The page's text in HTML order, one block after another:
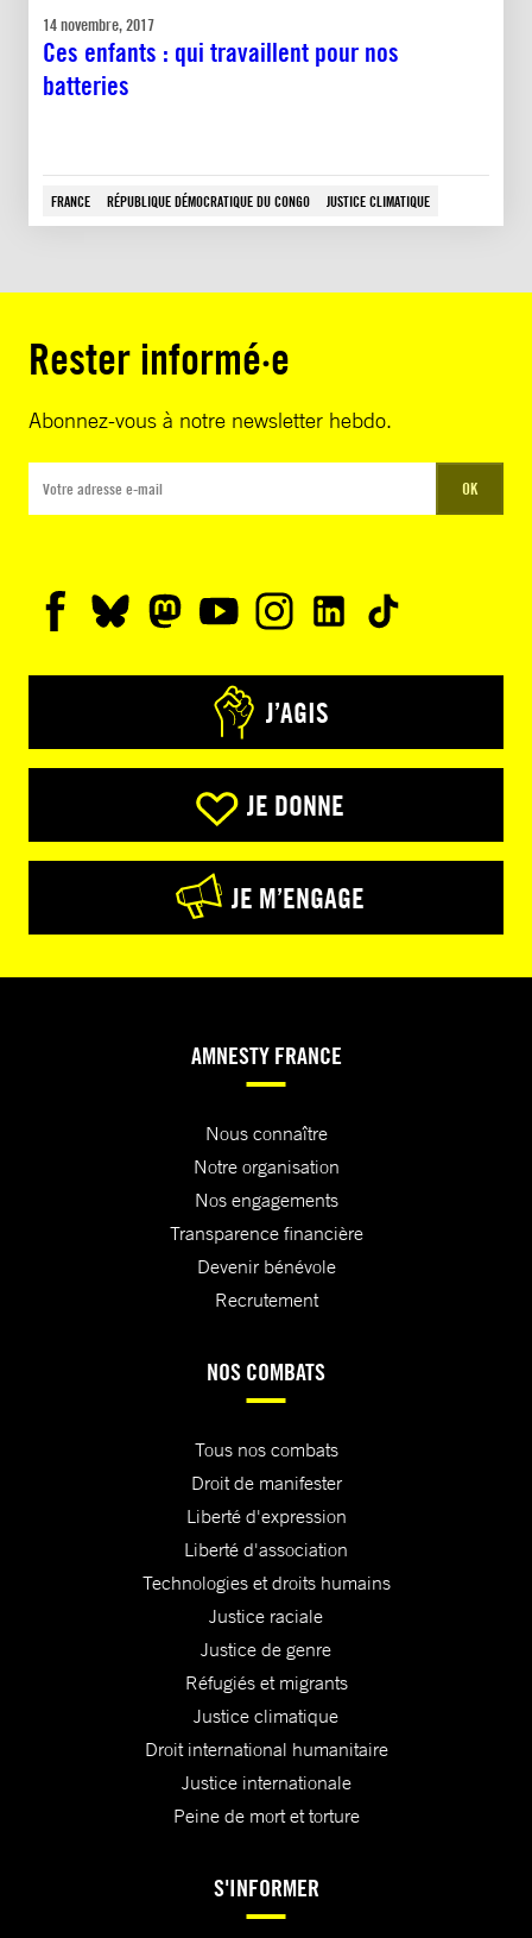
14 novembre, 2017
Ces enfants : qui travaillent pour nos
batteries
FRANCE RÉPUBLIQUE DÉMOCRATIQUE DU CONGO JUSTICE CLIMATIQUE
Rester informé·e
Abonnez-vous à notre newsletter hebdo.
OK
J’AGIS
JE DONNE
JE M’ENGAGE
AMNESTY FRANCE
Nous connaître
Notre organisation
Nos engagements
Transparence financière
Devenir bénévole
Recrutement
NOS COMBATS
Tous nos combats
Droit de manifester
Liberté d'expression
Liberté d'association
Technologies et droits humains
Justice raciale
Justice de genre
Réfugiés et migrants
Justice climatique
Droit international humanitaire
Justice internationale
Peine de mort et torture
S'INFORMER